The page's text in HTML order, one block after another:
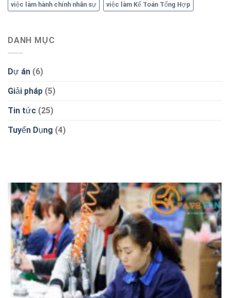
việc làm hành chính nhân sự việc làm Kế Toán Tổng Hợp
DANH MỤC
Dự án (6)
Giải pháp (5)
Tin tức (25)
Tuyển Dụng (4)